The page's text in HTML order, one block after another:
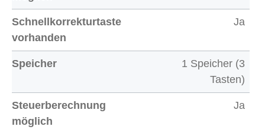
Schnellkorrekturtaste
vorhanden
Ja
Speicher
1 Speicher (3
Tasten)
Steuerberechnung
möglich
Ja